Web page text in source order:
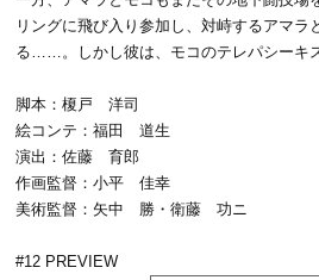
リングに飛び入り参加し、対峙するアマ
る……。しかし彼は、モコのテレパシーキ
脚本：榎戸 洋司
絵コンテ：福田 道生
演出：佐藤 育郎
作画監督：小平 佳幸
美術監督：矢中 勝・衛藤 功ニ
#12 PREVIEW